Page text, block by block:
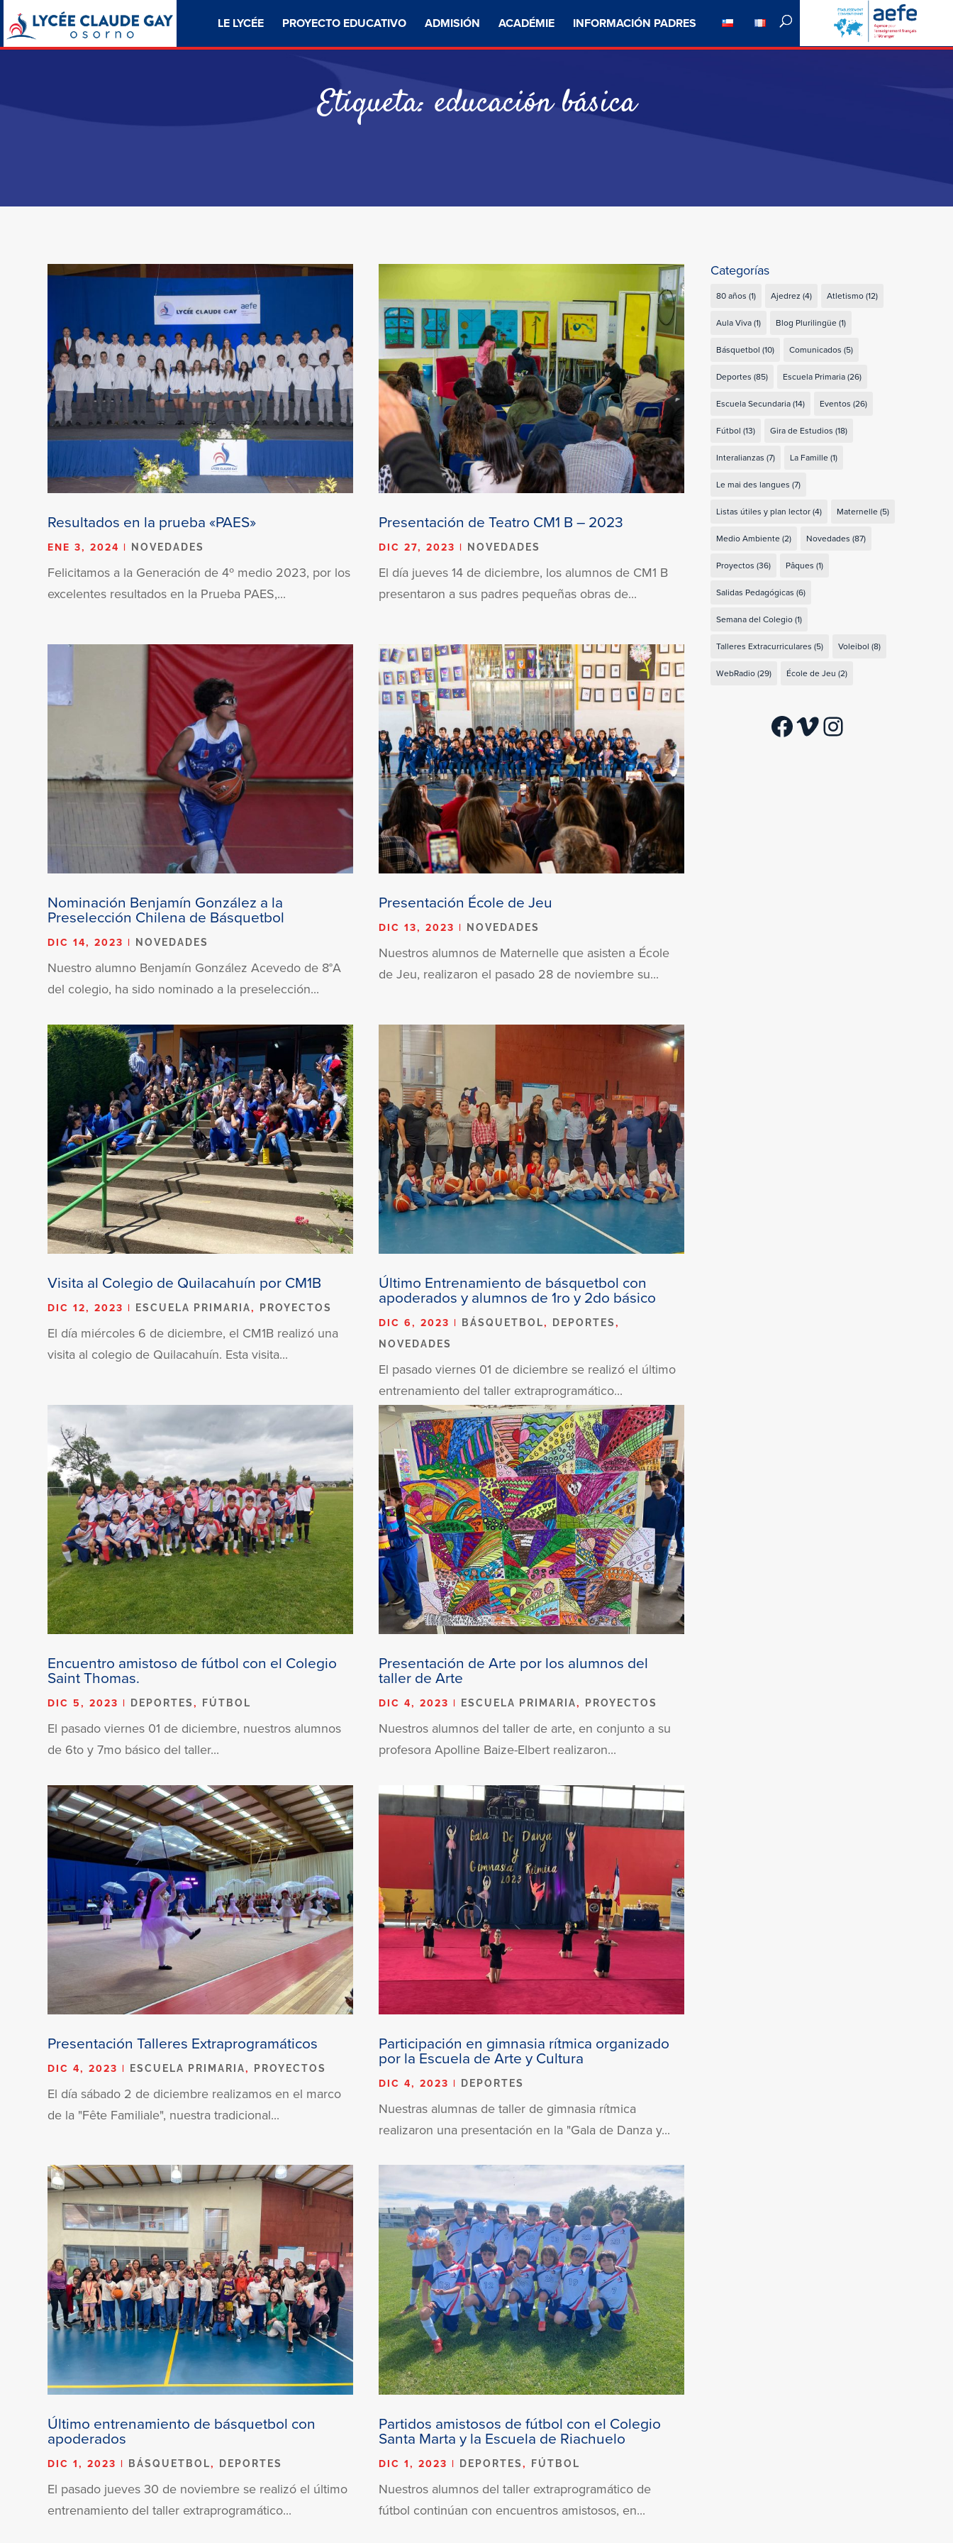
LE LYCÉE PROYECTO EDUCATIVO ADMISIÓN ACADÉMIE INFORMACIÓN PADRES
Etiqueta: educación básica
Resultados en la prueba «PAES»
ENE 3, 2024 | NOVEDADES
Felicitamos a la Generación de 4º medio 2023, por los
excelentes resultados en la Prueba PAES,...
Nominación Benjamín González a la
Preselección Chilena de Básquetbol
DIC 14, 2023 | NOVEDADES
Nuestro alumno Benjamín González Acevedo de 8°A
del colegio, ha sido nominado a la preselección...
Visita al Colegio de Quilacahuín por CM1B
DIC 12, 2023 | ESCUELA PRIMARIA, PROYECTOS
El día miércoles 6 de diciembre, el CM1B realizó una
visita al colegio de Quilacahuín. Esta visita...
Encuentro amistoso de fútbol con el Colegio
Saint Thomas.
DIC 5, 2023 | DEPORTES, FÚTBOL
El pasado viernes 01 de diciembre, nuestros alumnos
de 6to y 7mo básico del taller...
Presentación Talleres Extraprogramáticos
DIC 4, 2023 | ESCUELA PRIMARIA, PROYECTOS
El día sábado 2 de diciembre realizamos en el marco
de la "Fête Familiale", nuestra tradicional...
Último entrenamiento de básquetbol con
apoderados
DIC 1, 2023 | BÁSQUETBOL, DEPORTES
El pasado jueves 30 de noviembre se realizó el último
entrenamiento del taller extraprogramático...
Presentación de Teatro CM1 B – 2023
DIC 27, 2023 | NOVEDADES
El día jueves 14 de diciembre, los alumnos de CM1 B
presentaron a sus padres pequeñas obras de...
Presentación École de Jeu
DIC 13, 2023 | NOVEDADES
Nuestros alumnos de Maternelle que asisten a École
de Jeu, realizaron el pasado 28 de noviembre su...
Último Entrenamiento de básquetbol con
apoderados y alumnos de 1ro y 2do básico
DIC 6, 2023 | BÁSQUETBOL, DEPORTES,
NOVEDADES
El pasado viernes 01 de diciembre se realizó el último
entrenamiento del taller extraprogramático...
Presentación de Arte por los alumnos del
taller de Arte
DIC 4, 2023 | ESCUELA PRIMARIA, PROYECTOS
Nuestros alumnos del taller de arte, en conjunto a su
profesora Apolline Baize-Elbert realizaron...
Participación en gimnasia rítmica organizado
por la Escuela de Arte y Cultura
DIC 4, 2023 | DEPORTES
Nuestras alumnas de taller de gimnasia rítmica
realizaron una presentación en la "Gala de Danza y...
Partidos amistosos de fútbol con el Colegio
Santa Marta y la Escuela de Riachuelo
DIC 1, 2023 | DEPORTES, FÚTBOL
Nuestros alumnos del taller extraprogramático de
fútbol continúan con encuentros amistosos, en...
Categorías
80 años (1) Ajedrez (4) Atletismo(12)
Aula Viva(1) Blog Plurilingüe(1)
Básquetbol (10) Comunicados (5)
Deportes (85) Escuela Primaria(26)
Escuela Secundaria(14) Eventos (26)
Fútbol (13) Gira de Estudios (18)
Interalianzas (7) La Famille(1)
Le mai des langues (7)
Listas útiles y plan lector(4) Maternelle(5)
Medio Ambiente(2) Novedades (87)
Proyectos (36) Pâques (1)
Salidas Pedagógicas (6)
Semana del Colegio(1)
Talleres Extracurriculares (5) Voleibol (8)
WebRadio(29) École de Jeu (2)
Facebook
VimeoInstagram